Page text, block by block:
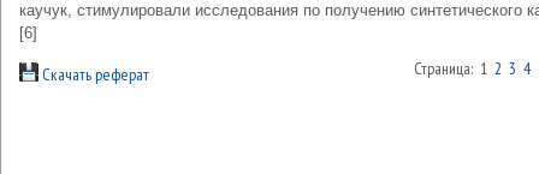
каучук, стимулировали исследования по получению синтетического
[6]
Скачать реферат Страница: 1 2 3 4